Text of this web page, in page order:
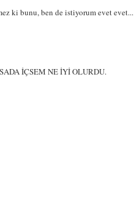
ki bunu, ben de istiyorum evet evet...
İÇSEM NE İYİ OLURDU.